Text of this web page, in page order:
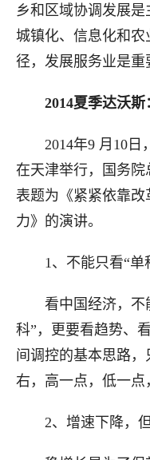
乡和区域协调发展
城镇化、信息化和
径，发展服务业是重
2014夏季达沃
2014年9 月10日
在天津举行，国务
表题为《紧紧依靠
力》的演讲。
1、不能只看“单
看中国经济，不
科”，更要看趋势、
间调控的基本思路，
右，高一点，低一点
2、增速下降，但